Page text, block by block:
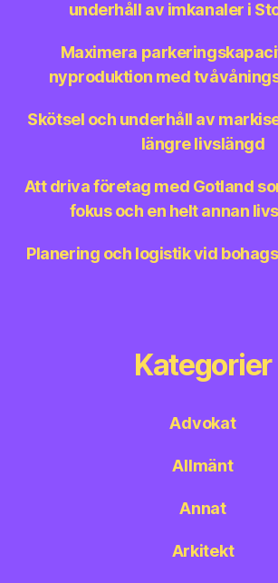
underhåll av imkanaler i
Maximera
nyproduktion med
Skötsel och underhåll av
längre livslängd
Att driva företag med Gotland
fokus och en helt annan
Planering och logistik vid
Kategorier
Advokat
Allmänt
Annat
Arkitekt